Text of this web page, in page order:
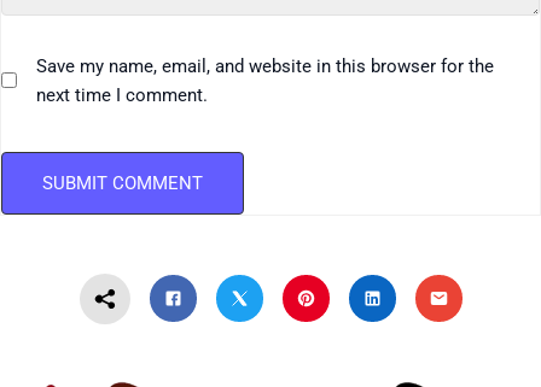
Save my name, email, and website in this browser for the
next time I comment.